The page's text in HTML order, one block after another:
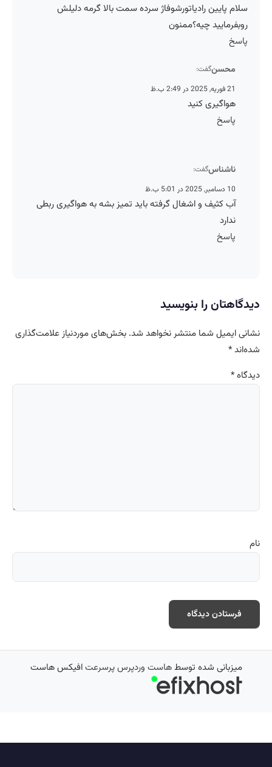
سلام پایین رادیاتورشوفاژ سرده سمت بالا گرمه دلیلش
روبفرمایید چیه؟ممنون
پاسخ
محسنگفت:
21 فوریه, 2025 در 2:49 ب.ظ
هواگیری کنید
پاسخ
ناشناسگفت:
10 دسامبر, 2025 در 5:01 ب.ظ
آب کثیف و اشغال گرفته باید تمیز بشه به هواگیری ربطی
ندارد
پاسخ
دیدگاهتان را بنویسید
نشانی ایمیل شما منتشر نخواهد شد. بخش‌های موردنیاز علامت‌گذاری
شده‌اند*
دیدگاه*
نام
میزبانی شده توسطهاست وردپرس پرسرعتافیکس هاست